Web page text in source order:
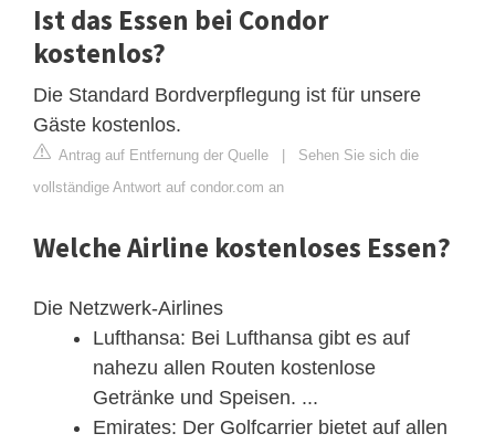
Ist das Essen bei Condor
kostenlos?
Die Standard Bordverpflegung ist für unsere
Gäste kostenlos.
Antrag auf Entfernung der Quelle | Sehen Sie sich die
vollständige Antwort auf condor.com an
Welche Airline kostenloses Essen?
Die Netzwerk-Airlines
Lufthansa: Bei Lufthansa gibt es auf
nahezu allen Routen kostenlose
Getränke und Speisen. ...
Emirates: Der Golfcarrier bietet auf allen